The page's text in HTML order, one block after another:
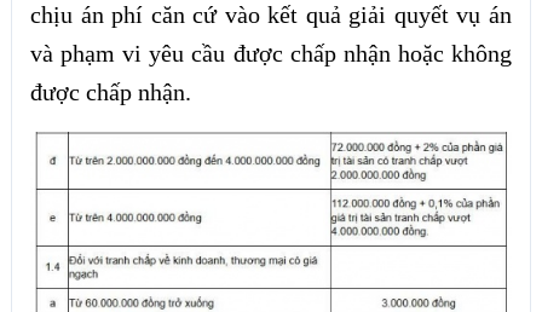
chịu án phí căn cứ vào kết quả giải quyết vụ án
và phạm vi yêu cầu được chấp nhận hoặc không
được chấp nhận.